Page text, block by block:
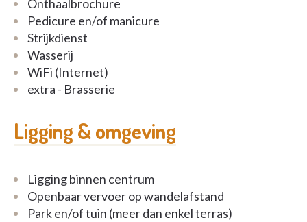
Neem vrijblijvend contact op voor meer informatie
Onthaalbrochure
Pedicure en/of manicure
Strijkdienst
Wasserij
WiFi (Internet)
extra - Brasserie
Ligging & omgeving
Ligging binnen centrum
Openbaar vervoer op wandelafstand
Park en/of tuin (meer dan enkel terras)